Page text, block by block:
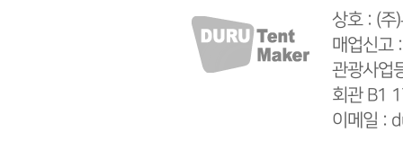
상호 : (
매업신고
관광사업
회관 B1
이메일 :